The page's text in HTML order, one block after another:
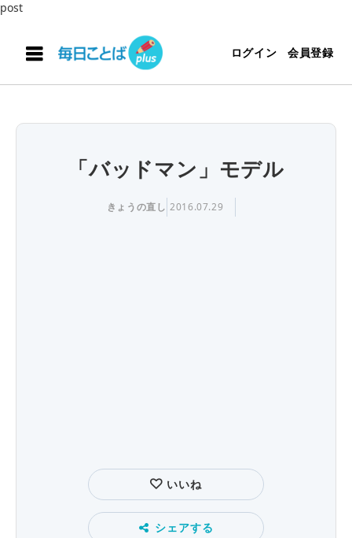
post
ログイン 会員登録
「バッドマン」モデル
きょうの直し 2016.07.29
いいね
シェアする